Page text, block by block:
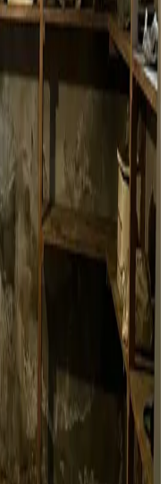
og etageejendomme i
enkeltlejligheder